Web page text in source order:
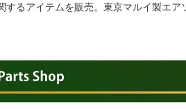
るアイテムを販売。東京マルイ製エ